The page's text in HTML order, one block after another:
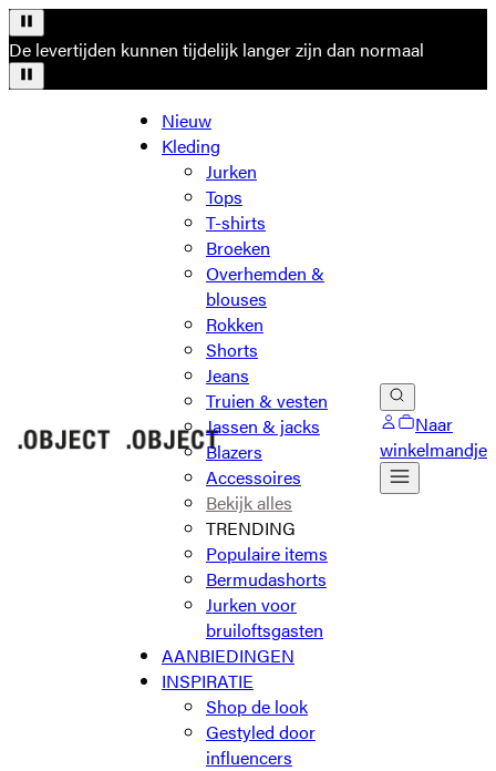
De levertijden kunnen tijdelijk langer zijn dan normaal
Nieuw
Kleding
Jurken
Tops
T-shirts
Broeken
Overhemden &
blouses
Rokken
Shorts
Jeans
Truien & vesten
Jassen & jacks
Blazers
Accessoires
Bekijk alles
TRENDING
Populaire items
Bermudashorts
Jurken voor
bruiloftsgasten
AANBIEDINGEN
INSPIRATIE
Shop de look
Gestyled door
influencers
Naar
winkelmandje